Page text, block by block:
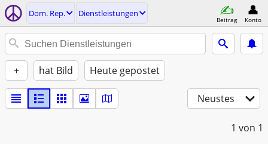
Dom. Rep. Dienstleistungen
Beitrag Konto
+ hat Bild Heute gepostet
Neustes
1 von 1